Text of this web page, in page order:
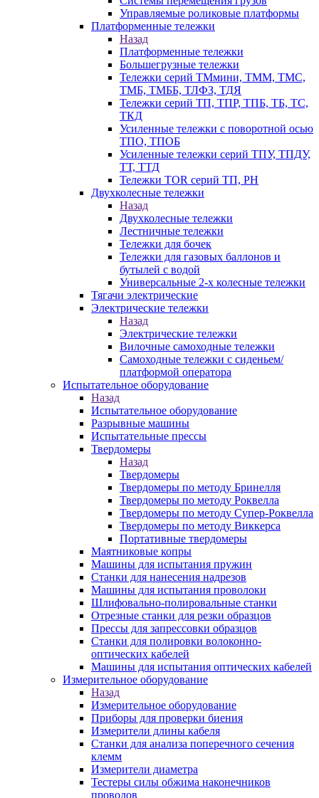
Управляемые роликовые платформы
Платформенные тележки
Назад
Платформенные тележки
Большегрузные тележки
Тележки серий ТМмини, ТММ, ТМС,
ТМБ, ТМББ, ТЛФЗ, ТДЯ
Тележки серий ТП, ТПР, ТПБ, ТБ, ТС,
ТКД
Усиленные тележки с поворотной осью
ТПО, ТПОБ
Усиленные тележки серий ТПУ, ТПДУ,
ТТ, ТТД
Тележки TOR серий ТП, PH
Двухколесные тележки
Назад
Двухколесные тележки
Лестничные тележки
Тележки для бочек
Тележки для газовых баллонов и
бутылей с водой
Универсальные 2-х колесные тележки
Тягачи электрические
Электрические тележки
Назад
Электрические тележки
Вилочные самоходные тележки
Самоходные тележки с сиденьем/
платформой оператора
Испытательное оборудование
Назад
Испытательное оборудование
Разрывные машины
Испытательные прессы
Твердомеры
Назад
Твердомеры
Твердомеры по методу Бринелля
Твердомеры по методу Роквелла
Твердомеры по методу Супер-Роквелла
Твердомеры по методу Виккерса
Портативные твердомеры
Маятниковые копры
Машины для испытания пружин
Станки для нанесения надрезов
Машины для испытания проволоки
Шлифовально-полировальные станки
Отрезные станки для резки образцов
Прессы для запрессовки образцов
Станки для полировки волоконно-
оптических кабелей
Машины для испытания оптических кабелей
Измерительное оборудование
Назад
Измерительное оборудование
Приборы для проверки биения
Измерители длины кабеля
Станки для анализа поперечного сечения
клемм
Измерители диаметра
Тестеры силы обжима наконечников
проводов